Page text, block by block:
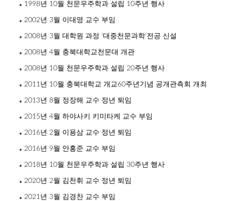
1998년 10월 천문우주학과 설립 10주년 행사
2002년 3월 이대영 교수 부임
2008년 3월 대학원 과정 ‘대중천문과학’전공 신설
2008년 4월 충북대학교천문대 개관
2008년 10월 천문우주학과 설립 20주년 행사
2011년 10월 충북대학교 개교60주년기념 공개관측회 개최
2013년 8월 정장해 교수 정년 퇴임
2015년 4월 하야사키 키미타케 교수 부임
2016년 2월 이용삼 교수 정년 퇴임
2016년 9월 안홍준 교수 부임
2018년 10월 천문우주학과 설립 30주년 행사
2020년 2월 김천휘 교수 정년 퇴임
2021년 3월 김경찬 교수 부임